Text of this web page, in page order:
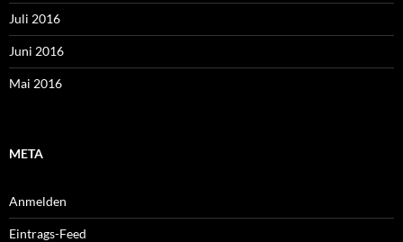
Juli 2016
Juni 2016
Mai 2016
META
Anmelden
Eintrags-Feed